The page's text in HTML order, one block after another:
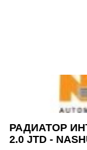
РАДИАТОР
2.0 JTD -